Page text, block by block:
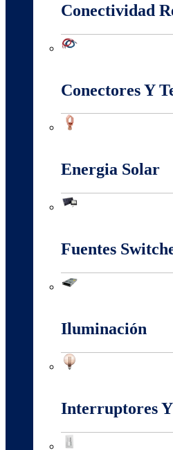
Conectividad
Conectores Y
Energia Solar
Fuentes
Iluminación
Interruptores Y